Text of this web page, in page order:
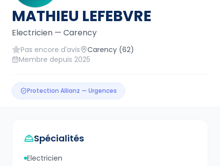
MATHIEU LEFEBVRE
Electricien — Carency
Pas encore d'avis Carency (62)
Membre depuis 2025
Protection Allianz — Urgences
Spécialités
Electricien